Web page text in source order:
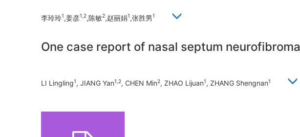
李玲玲1,姜彦1,2,陈敏2,赵丽娟1,张胜男1
One case report of nasal septum neurofibroma
LI Lingling1, JIANG Yan1,2, CHEN Min2, ZHAO Lijuan1, ZHANG Shengnan1